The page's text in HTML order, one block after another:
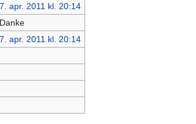
apr. 2011 kl. 20:14
apr. 2011 kl. 20:14